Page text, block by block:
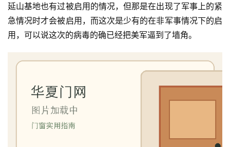
庭
院
大
登录
延山基地也有过被启用的情况，但那是在出现了军事上的紧
急情况时才会被启用，而这次是少有的在非军事情况下的启
用，可以说这次的病毒的确已经把美军逼到了墙角。